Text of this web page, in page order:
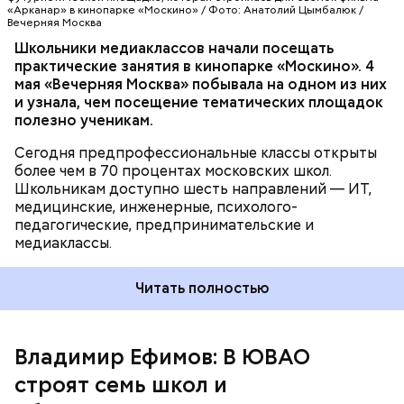
«Арканар» в кинопарке «Москино» / Фото: Анатолий Цымбалюк /
Вечерняя Москва
Школьники медиаклассов начали посещать
практические занятия в кинопарке «Москино». 4
мая «Вечерняя Москва» побывала на одном из них
и узнала, чем посещение тематических площадок
полезно ученикам.
Сегодня предпрофессиональные классы открыты
более чем в 70 процентах московских школ.
Школьникам доступно шесть направлений — ИТ,
медицинские, инженерные, психолого-
педагогические, предпринимательские и
медиаклассы.
действующими специалистами из интересующей
их сферы. Одно из направлений
предпрофессионального образования —
медиаклассы, в которых сегодня учатся более
шести тысяч школьников.
Читать полностью
Владимир Ефимов: В ЮВАО
строят семь школ и
инфраструктуры ведется под надзором
специалистов Мосгосстройнадзора.